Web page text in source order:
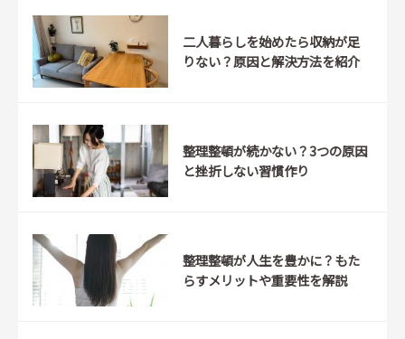
二人暮らしを始めたら収納が足
りない？原因と解決方法を紹介
整理整頓が続かない？3つの原因
と挫折しない習慣作り
整理整頓が人生を豊かに？もた
らすメリットや重要性を解説